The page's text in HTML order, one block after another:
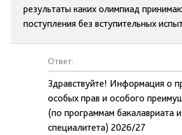
результаты каких олимпиад
поступления без вступительных
Ответ:
Здравствуйте! Информация о
особых прав и особого
(по программам бакалавриата
специалитета) 2026/27